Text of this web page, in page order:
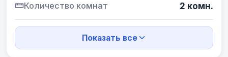
Количество комнат 2 комн.
Показать все